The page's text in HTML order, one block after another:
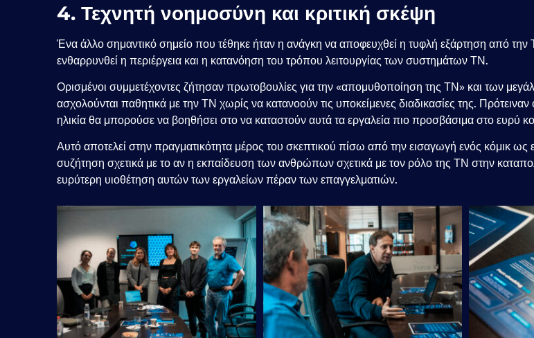
4. Τεχνητή νοημοσύνη και κριτική σκέψη
Ένα άλλο σημαντικό σημείο που τέθηκε ήταν η ανάγκη να αποφευχθεί η τυφλή εξάρτηση από
ενθαρρυνθεί η περιέργεια και η κατανόηση του τρόπου λειτουργίας των συστημάτων ΤΝ.
Ορισμένοι συμμετέχοντες ζήτησαν πρωτοβουλίες για την «απομυθοποίηση της ΤΝ» και των
ασχολούνται παθητικά με την ΤΝ χωρίς να κατανοούν τις υποκείμενες διαδικασίες της.
ηλικία θα μπορούσε να βοηθήσει στο να καταστούν αυτά τα εργαλεία πιο προσβάσιμα στο ευρύ
Αυτό αποτελεί στην πραγματικότητα μέρος του σκεπτικού πίσω από την εισαγωγή ενός κόμικ
συζήτηση σχετικά με το αν η εκπαίδευση των ανθρώπων σχετικά με τον ρόλο της ΤΝ στην
ευρύτερη υιοθέτηση αυτών των εργαλείων πέραν των επαγγελματιών.